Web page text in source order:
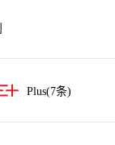
Plus(7条)